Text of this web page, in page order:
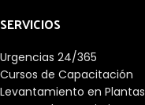
SERVICIOS
Urgencias 24/365
Cursos de Capacitación
Levantamiento en Plantas